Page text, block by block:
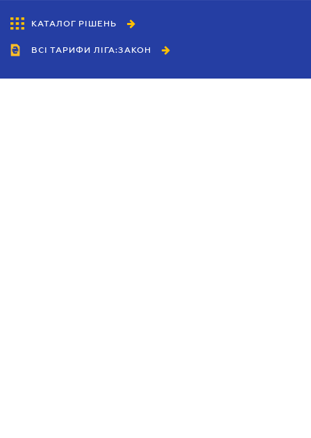
КАТАЛОГ РІШЕНЬ
ВСІ ТАРИФИ ЛІГА:ЗАКОН